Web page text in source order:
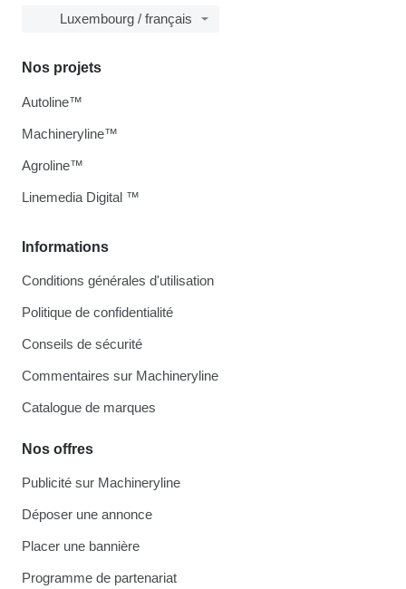
Luxembourg / français
Informations
Conditions générales d'utilisation
Politique de confidentialité
Conseils de sécurité
Commentaires sur Machineryline
Catalogue de marques
Nos offres
Publicité sur Machineryline
Déposer une annonce
Placer une bannière
Programme de partenariat
Nos projets
Autoline™
Machineryline™
Agroline™
Linemedia Digital ™